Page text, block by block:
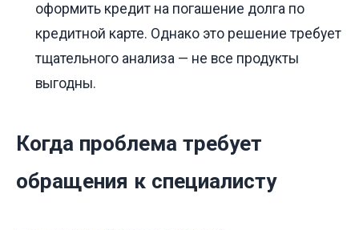
оформить кредит на погашение долга по
кредитной карте. Однако это решение требует
тщательного анализа — не все продукты
выгодны.
Когда проблема требует
обращения к специалисту